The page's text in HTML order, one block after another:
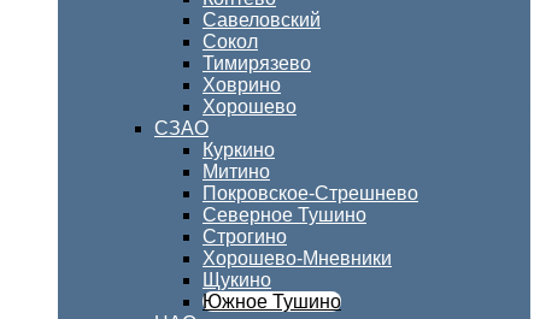
Савеловский
Сокол
Тимирязево
Ховрино
Хорошево
СЗАО
Куркино
Митино
Покровское-Стрешнево
Северное Тушино
Строгино
Хорошево-Мневники
Щукино
Южное Тушино